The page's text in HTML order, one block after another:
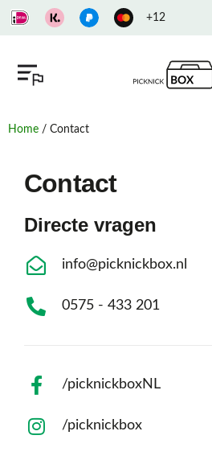
+12
Home / Contact
Contact
Directe vragen
info@picknickbox.nl
0575 - 433 201
/picknickboxNL
/picknickbox